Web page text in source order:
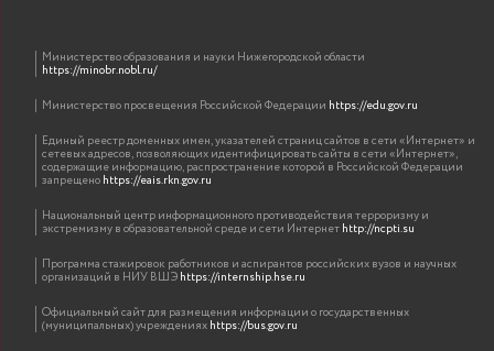
Министерство образования и науки Нижегородской области
https://minobr.nobl.ru/
Министерство просвещения Российской Федерации https://edu.gov.ru
Единый реестр доменных имен, указателей страниц сайтов в сети «Интернет» и
сетевых адресов, позволяющих идентифицировать сайты в сети «Интернет»,
содержащие информацию, распространение которой в Российской Федерации
запрещеноhttps://eais.rkn.gov.ru
Национальный центр информационного противодействия терроризму и
экстремизму в образовательной среде и сети Интернетhttp://ncpti.su
Программа стажировок работников и аспирантов российских вузов и научных
организаций в НИУ ВШЭhttps://internship.hse.ru
Официальный сайт для размещения информации о государственных
(муниципальных) учрежденияхhttps://bus.gov.ru